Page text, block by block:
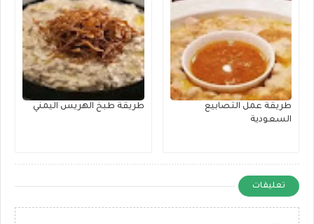
طريقة عمل التصابيع
السعودية
طريقة طبخ الهريس اليمني
تعليقات